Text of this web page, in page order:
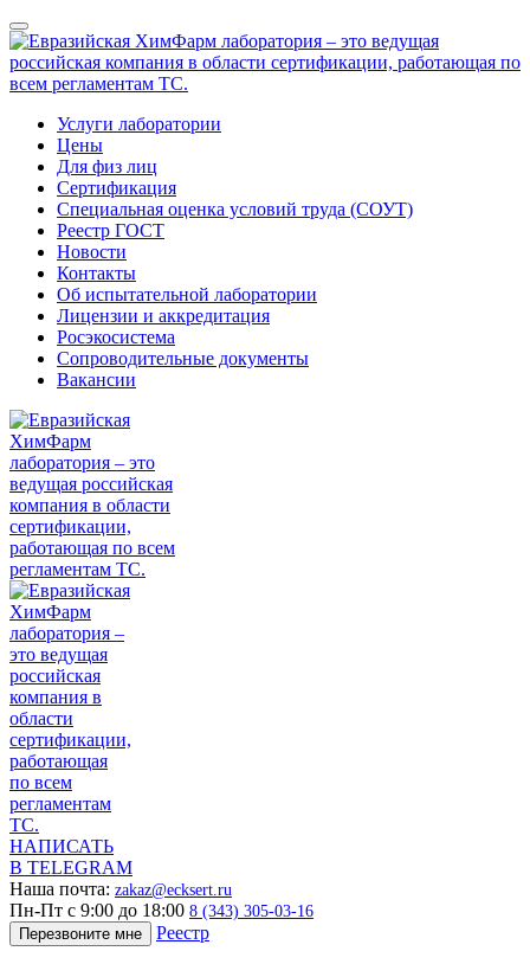
Услуги лаборатории
Цены
Для физ лиц
Сертификация
Специальная оценка условий труда (СОУТ)
Реестр ГОСТ
Новости
Контакты
Об испытательной лаборатории
Лицензии и аккредитация
Росэкосистема
Сопроводительные документы
Вакансии
НАПИСАТЬ
В TELEGRAM
Наша почта: zakaz@ecksert.ru
Пн-Пт с 9:00 до 18:00 8 (343) 305-03-16
Перезвоните мне
Реестр